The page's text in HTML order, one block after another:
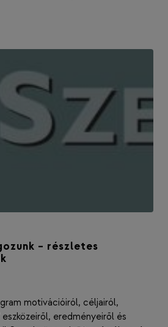
– részletes
motivációiról, céljairól,
eredményeiről és